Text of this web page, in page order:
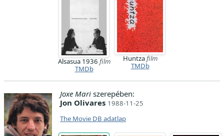
Alsasua 1936 film
TMDb
Huntzafilm
TMDb
Joxe Mari szerepében:
Jon Olivares 1988-11-25
The Movie DB adatlap